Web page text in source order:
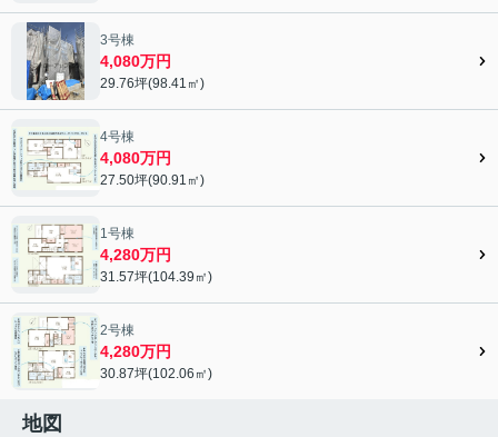
3号棟
4,080万円
29.76坪(98.41㎡)
4号棟
4,080万円
27.50坪(90.91㎡)
1号棟
4,280万円
31.57坪(104.39㎡)
2号棟
4,280万円
30.87坪(102.06㎡)
地図